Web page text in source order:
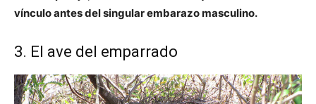
vínculo antes del singular embarazo masculino.
3. El ave del emparrado